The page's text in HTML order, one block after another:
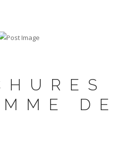
DE